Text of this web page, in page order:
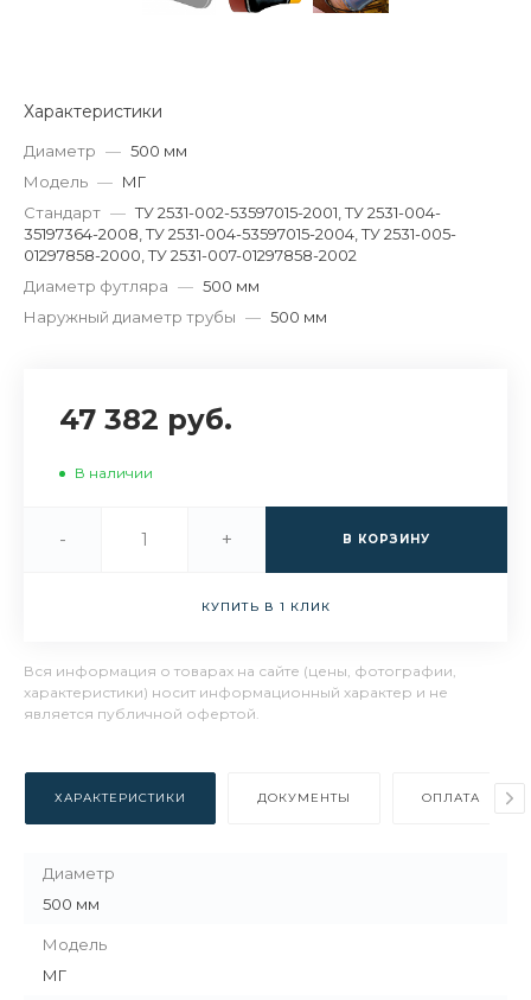
Характеристики
Диаметр — 500 мм
Модель — МГ
Стандарт — ТУ 2531-002-53597015-2001, ТУ 2531-004-
35197364-2008, ТУ 2531-004-53597015-2004, ТУ 2531-005-
01297858-2000, ТУ 2531-007-01297858-2002
Диаметр футляра — 500 мм
Наружный диаметр трубы — 500 мм
47 382 руб.
В наличии
- + В КОРЗИНУ
КУПИТЬ В 1 КЛИК
Вся информация о товарах на сайте (цены, фотографии,
характеристики) носит информационный характер и не
является публичной офертой.
ХАРАКТЕРИСТИКИ ДОКУМЕНТЫ ОПЛАТА
Диаметр
500 мм
Модель
МГ